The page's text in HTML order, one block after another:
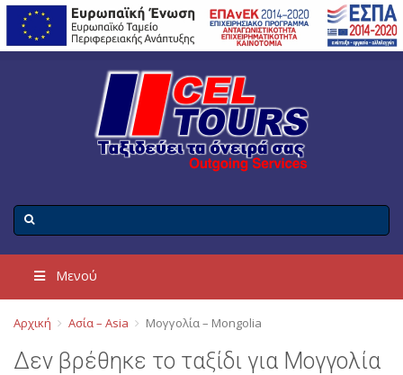
Μενού
Αρχική Ασία – Asia Μογγολία – Mongolia
Δεν βρέθηκε το ταξίδι για Μογγολία